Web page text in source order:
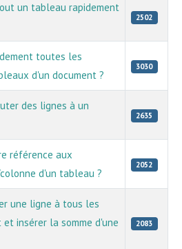
un tableau rapidement
2502
toutes les
d'un document ?
3030
des lignes à un
2635
référence aux
d'un tableau ?
2052
une ligne à tous les
insérer la somme d'une
2083